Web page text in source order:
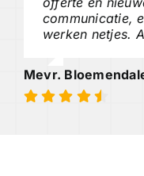
communicatie,
werken netjes.
Mevr.